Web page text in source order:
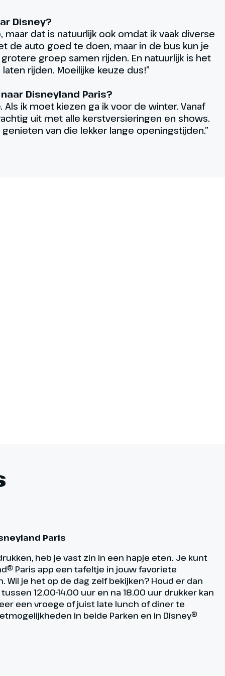
Disney?
maar dat is natuurlijk ook omdat ik vaak diverse
de auto goed te doen, maar in de bus kun je
groep samen rijden. En natuurlijk is het
rijden. Moeilijke keuze dus!”
Disneyland Paris?
Als ik moet kiezen ga ik voor de winter. Vanaf
uit met alle kerstversieringen en shows.
van die lekker lange openingstijden.”
Paris
heb je vast zin in een hapje eten. Je kunt
Paris app een tafeltje in jouw favoriete
je het op de dag zelf bekijken? Houd er dan
12.00-14.00 uur en na 18.00 uur drukker kan
een vroege of juist late lunch of diner te
in beide Parken en in Disney®